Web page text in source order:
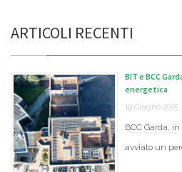
ARTICOLI RECENTI
BIT e BCC
energetica
19 Giugno 2025
BCC Garda,
avviato un